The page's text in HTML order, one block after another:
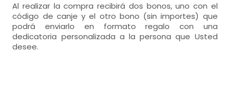
Al realizar la compra recibirá dos bonos, uno con el
código de canje y el otro bono (sin importes) que
podrá enviarlo en formato regalo con una
dedicatoria personalizada a la persona que Usted
desee.